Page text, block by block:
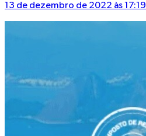
13 de dezembro de 2022 às 17:19